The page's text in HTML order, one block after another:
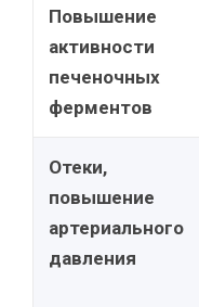
Повышение
активности
печеночных
ферментов
Отеки,
повышение
артериального
давления